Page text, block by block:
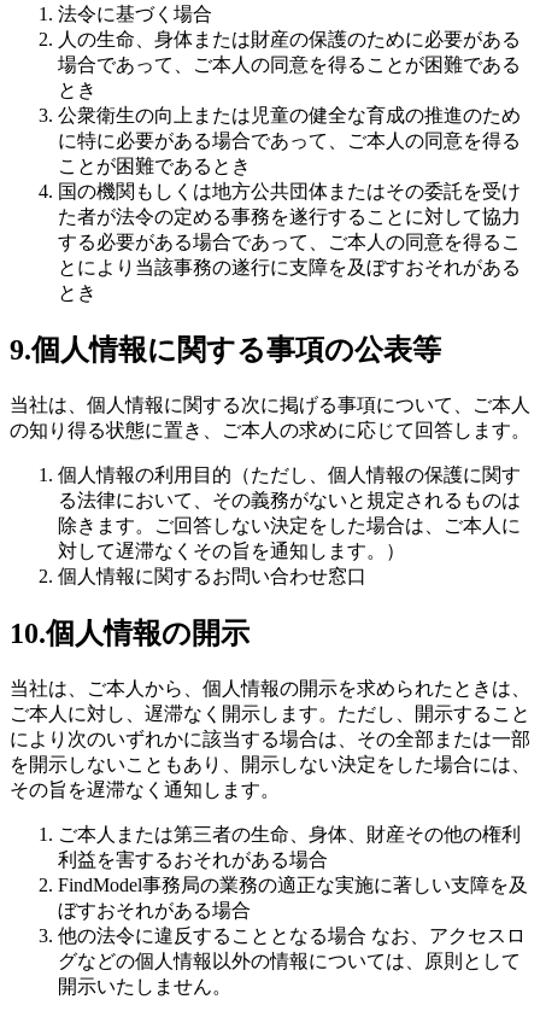
法令に基づく場合
人の生命、身体または財産の保護のために必要がある
場合であって、ご本人の同意を得ることが困難である
とき
公衆衛生の向上または児童の健全な育成の推進のため
に特に必要がある場合であって、ご本人の同意を得る
ことが困難であるとき
国の機関もしくは地方公共団体またはその委託を受け
た者が法令の定める事務を遂行することに対して協力
する必要がある場合であって、ご本人の同意を得るこ
とにより当該事務の遂行に支障を及ぼすおそれがある
とき
9.個人情報に関する事項の公表等
当社は、個人情報に関する次に掲げる事項について、ご本人
の知り得る状態に置き、ご本人の求めに応じて回答します。
個人情報の利用目的（ただし、個人情報の保護に関す
る法律において、その義務がないと規定されるものは
除きます。ご回答しない決定をした場合は、ご本人に
対して遅滞なくその旨を通知します。）
個人情報に関するお問い合わせ窓口
10.個人情報の開示
当社は、ご本人から、個人情報の開示を求められたときは、
ご本人に対し、遅滞なく開示します。ただし、開示すること
により次のいずれかに該当する場合は、その全部または一部
を開示しないこともあり、開示しない決定をした場合には、
その旨を遅滞なく通知します。
ご本人または第三者の生命、身体、財産その他の権利
利益を害するおそれがある場合
FindModel事務局の業務の適正な実施に著しい支障を及
ぼすおそれがある場合
他の法令に違反することとなる場合 なお、アクセスロ
グなどの個人情報以外の情報については、原則として
開示いたしません。